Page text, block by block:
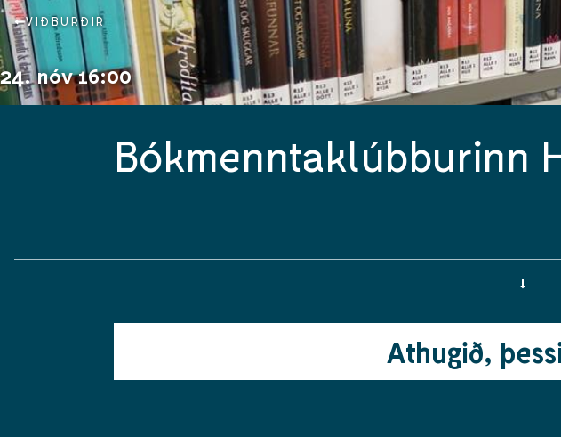
VIÐBURÐIR
24. nóv 16:00
Bókmenntaklúbburinn
Athugið,